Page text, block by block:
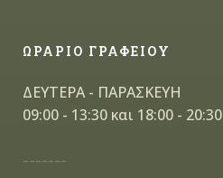
ΩΡΑΡΙΟ ΓΡΑΦΕΙΟΥ
ΔΕΥΤΕΡΑ - ΠΑΡΑΣΚΕΥΗ
09:00 - 13:30 και 18:00 - 20:30
-------